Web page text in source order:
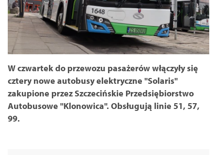
W czwartek do przewozu pasażerów włączyły się
cztery nowe autobusy elektryczne "Solaris"
zakupione przez Szczecińskie Przedsiębiorstwo
Autobusowe "Klonowica". Obsługują linie 51, 57,
99.